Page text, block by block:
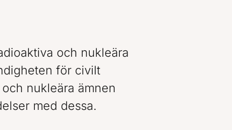
och nukleära
för civilt
nukleära ämnen
med dessa.